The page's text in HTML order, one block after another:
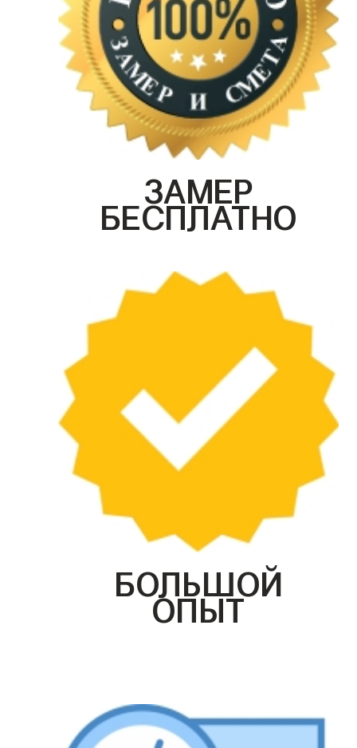
ЗАМЕР
БЕСПЛАТНО
БОЛЬШОЙ
ОПЫТ